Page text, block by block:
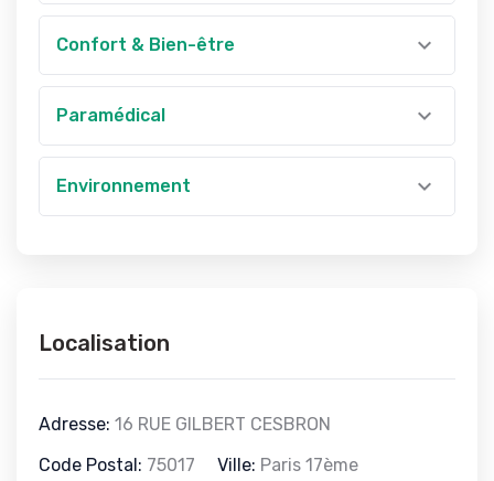
Confort & Bien-être
Paramédical
Environnement
Localisation
Adresse: 16 RUE GILBERT CESBRON
Code Postal: 75017 Ville: Paris 17ème